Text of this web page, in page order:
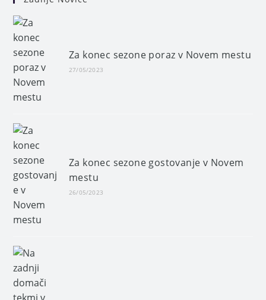
Za konec sezone poraz v Novem mestu
27/05/2023
Za konec sezone gostovanje v Novem
mestu
26/05/2023